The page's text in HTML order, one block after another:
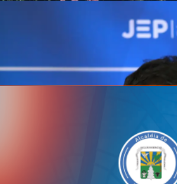
excomandantes de las